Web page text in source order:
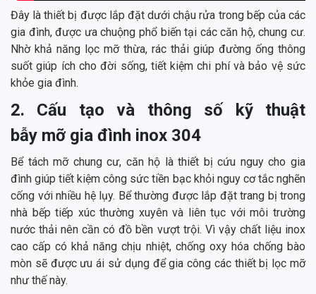
Đây là thiết bị được lắp đặt dưới chậu rửa trong bếp của các
gia đình, được ưa chuộng phổ biến tại các căn hộ, chung cư.
Nhờ khả năng lọc mỡ thừa, rác thải giúp đường ống thông
suốt giúp ích cho đời sống, tiết kiệm chi phí và bảo vệ sức
khỏe gia đình.
2. Cấu tạo và thông số kỹ thuật
bẫy mỡ gia đình inox 304
Bể tách mỡ chung cư, căn hộ là thiết bị cứu nguy cho gia
đình giúp tiết kiệm công sức tiền bạc khỏi nguy cơ tắc nghẽn
cống với nhiều hệ lụy. Bể thường được lắp đặt trang bị trong
nhà bếp tiếp xúc thường xuyên và liên tục với môi trường
nước thải nên cần có đồ bền vượt trội. Vì vậy chất liệu inox
cao cấp có khả năng chịu nhiệt, chống oxy hóa chống bào
mòn sẽ được ưu ái sử dụng để gia công các thiết bị lọc mỡ
như thế này.